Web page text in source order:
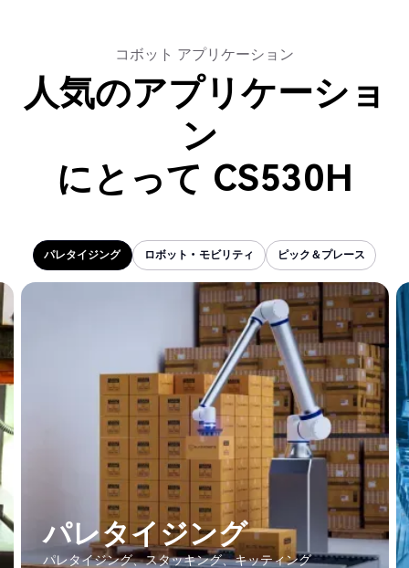
コボット アプリケーション
人気のアプリケーショ
ン
にとって CS530H
パレタイジング
パレタイジング
ロボット・モビリティ
ロボット・モビリティ
ピック＆プレース
ピック＆プレース
パレタイジング
パレタイジング、スタッキング、キッティング